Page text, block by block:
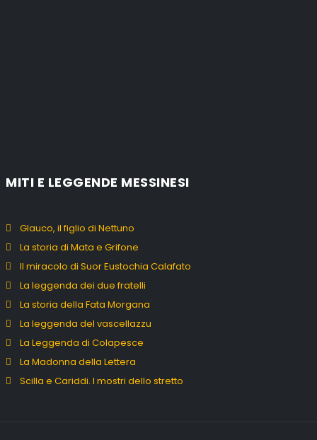
MITI E LEGGENDE MESSINESI
Glauco, il figlio di Nettuno
La storia di Mata e Grifone
Il miracolo di Suor Eustochia Calafato
La leggenda dei due fratelli
La storia della Fata Morgana
La leggenda del vascellazzu
La Leggenda di Colapesce
La Madonna della Lettera
Scilla e Cariddi. I mostri dello stretto